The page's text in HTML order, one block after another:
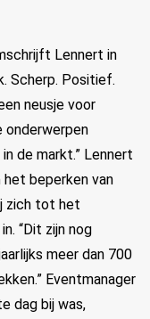
Lennert in
Scherp. Positief.
neusje voor
onderwerpen
de markt.” Lennert
beperken van
zich tot het
“Dit zijn nog
meer dan 700
Eventmanager
dag bij was,